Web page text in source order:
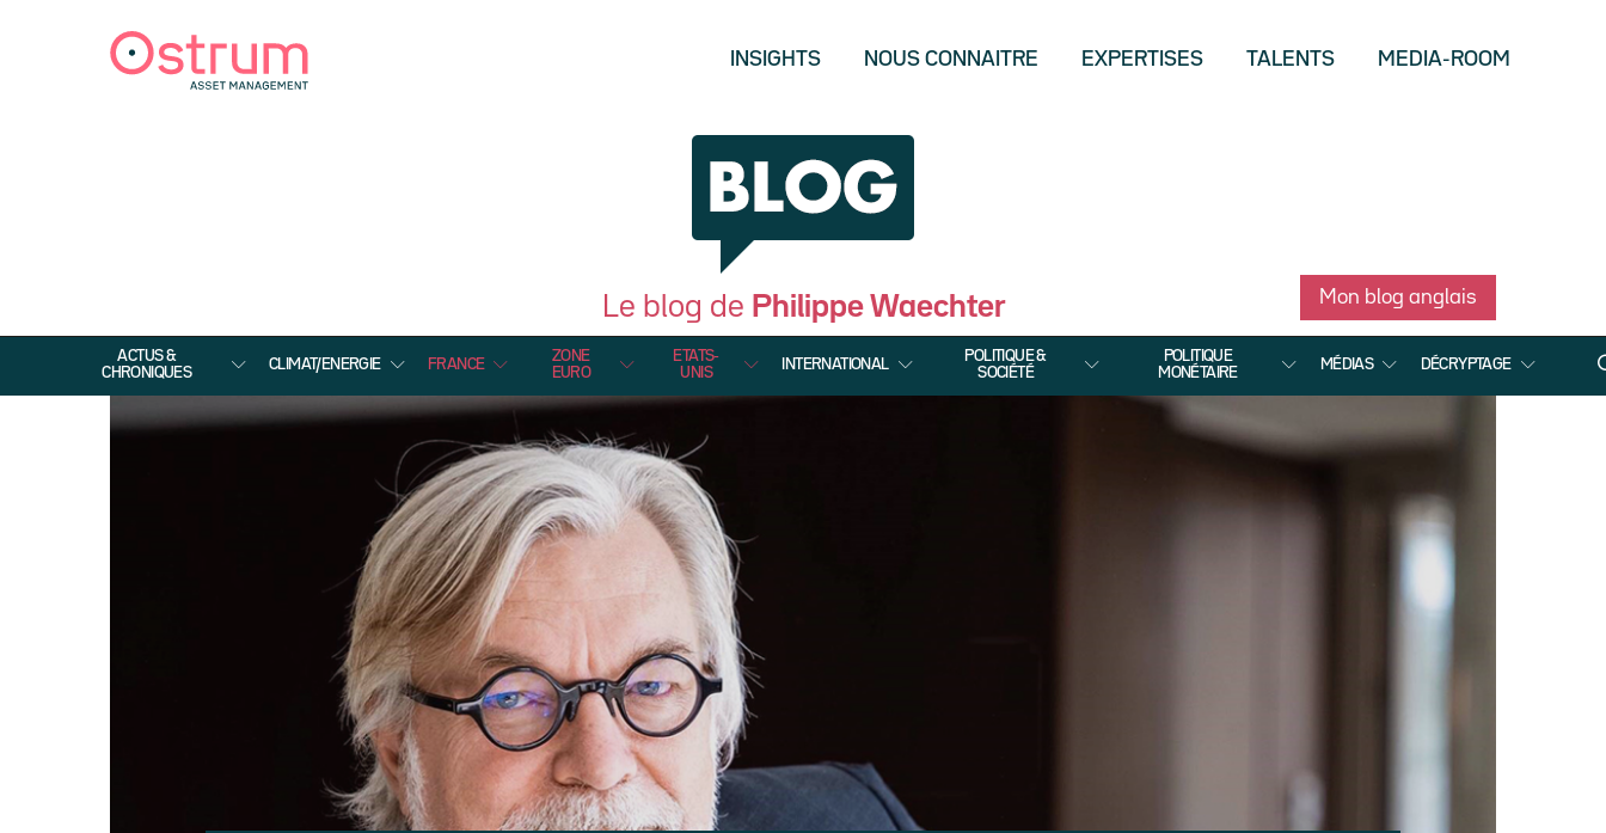
INSIGHTS NOUS CONNAITRE EXPERTISES TALENTS MEDIA-ROOM
Le blog de Philippe Waechter Mon blog anglais
ACTUS &
CHRONIQUES
CLIMAT/ENERGIE FRANCE
ZONE
EURO
ETATS-
UNIS
INTERNATIONAL
POLITIQUE &
SOCIÉTÉ
POLITIQUE
MONÉTAIRE
MÉDIAS DÉCRYPTAGE